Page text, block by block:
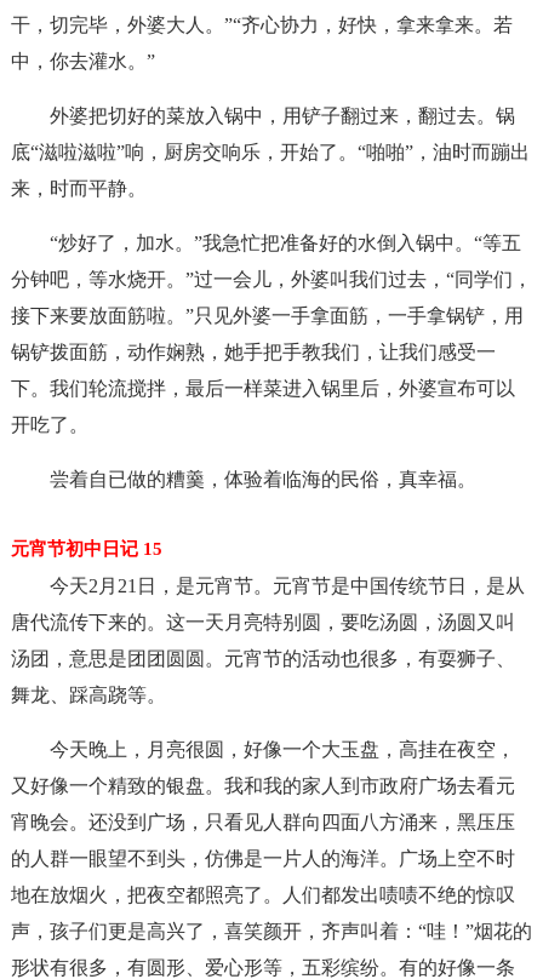
干，切完毕，外婆大人。”“齐心协力，好快，拿来拿来。若
中，你去灌水。”
外婆把切好的菜放入锅中，用铲子翻过来，翻过去。锅
底“滋啦滋啦”响，厨房交响乐，开始了。“啪啪”，油时而蹦出
来，时而平静。
“炒好了，加水。”我急忙把准备好的水倒入锅中。“等五
分钟吧，等水烧开。”过一会儿，外婆叫我们过去，“同学们，
接下来要放面筋啦。”只见外婆一手拿面筋，一手拿锅铲，用
锅铲拨面筋，动作娴熟，她手把手教我们，让我们感受一
下。我们轮流搅拌，最后一样菜进入锅里后，外婆宣布可以
开吃了。
尝着自已做的糟羹，体验着临海的民俗，真幸福。
元宵节初中日记 15
今天2月21日，是元宵节。元宵节是中国传统节日，是从
唐代流传下来的。这一天月亮特别圆，要吃汤圆，汤圆又叫
汤团，意思是团团圆圆。元宵节的活动也很多，有耍狮子、
舞龙、踩高跷等。
今天晚上，月亮很圆，好像一个大玉盘，高挂在夜空，
又好像一个精致的银盘。我和我的家人到市政府广场去看元
宵晚会。还没到广场，只看见人群向四面八方涌来，黑压压
的人群一眼望不到头，仿佛是一片人的海洋。广场上空不时
地在放烟火，把夜空都照亮了。人们都发出啧啧不绝的惊叹
声，孩子们更是高兴了，喜笑颜开，齐声叫着：“哇！”烟花的
形状有很多，有圆形、爱心形等，五彩缤纷。有的好像一条